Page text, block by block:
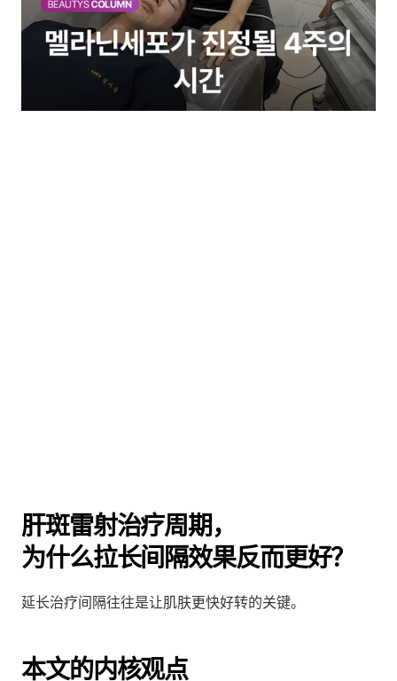
肝斑雷射治疗周期，
为什么拉长间隔效果反而更好？
延长治疗间隔往往是让肌肤更快好转的关键。
本文的内核观点